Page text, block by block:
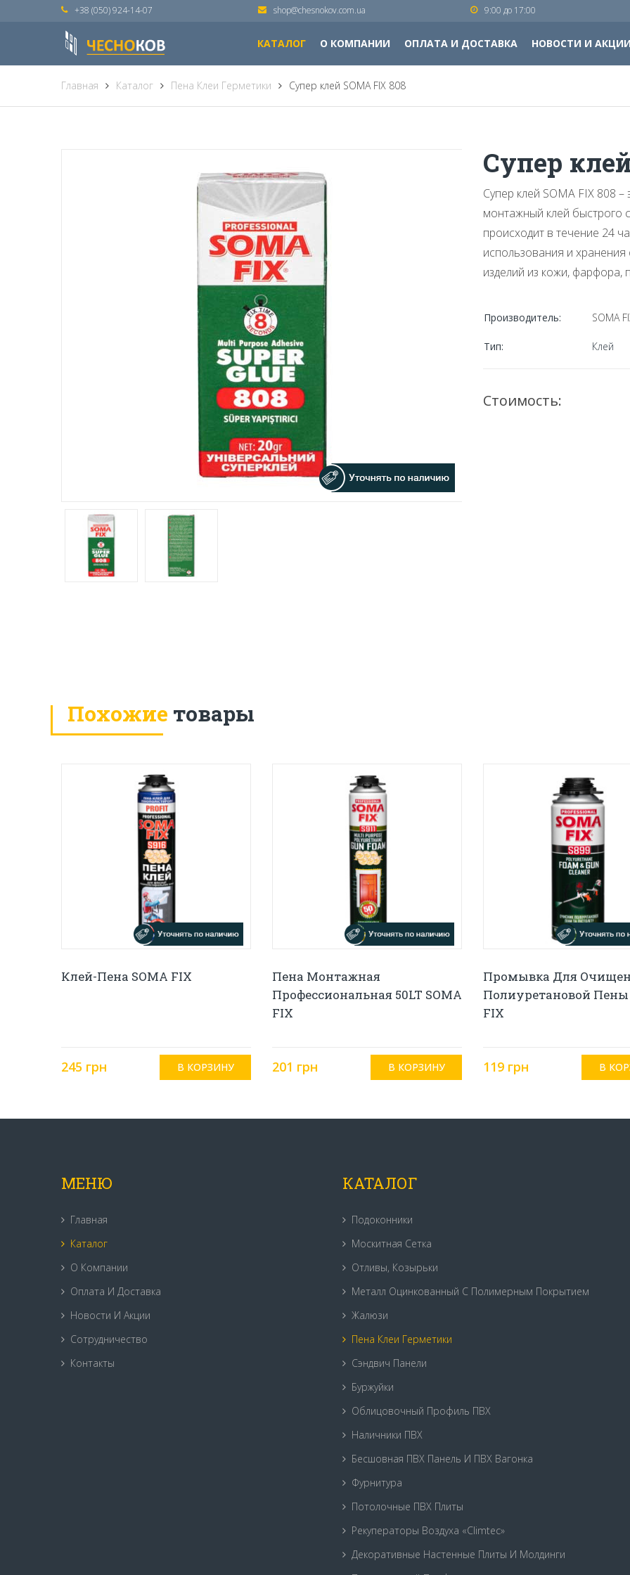
КАТАЛОГ О КОМПАНИИ ОПЛАТА И ДОСТАВКА НОВОСТИ И АКЦИИ
+38 (050) 924-14-07 shop@chesnokov.com.ua 9:00 до 17:00
Главная Каталог Пена Клеи Герметики Супер клей SOMA FIX 808
Супер
Супер клей SOMA FIX 808
монтажный клей быстрого
происходит в течение 24
использования и хранения
изделий из кожи, фарфора,
Производитель: SOMA
Тип: Клей
Стоимость:
Похожие товары
Клей-Пена SOMA FIX
245 грн
Пена Монтажная
Профессиональная 50LT SOMA
FIX
201 грн
Промывка Для
Полиуретановой Пены
FIX
119 грн
МЕНЮ
Главная
Каталог
О Компании
Оплата И Доставка
Новости И Акции
Сотрудничество
Контакты
КАТАЛОГ
Подоконники
Москитная Сетка
Отливы, Козырьки
Металл Оцинкованный С Полимерным Покрытием
Жалюзи
Пена Клеи Герметики
Сэндвич Панели
Буржуйки
Облицовочный Профиль ПВХ
Наличники ПВХ
Бесшовная ПВХ Панель И ПВХ Вагонка
Фурнитура
Потолочные ПВХ Плиты
Рекуператоры Воздуха «Climtec»
Декоративные Настенные Плиты И Молдинги